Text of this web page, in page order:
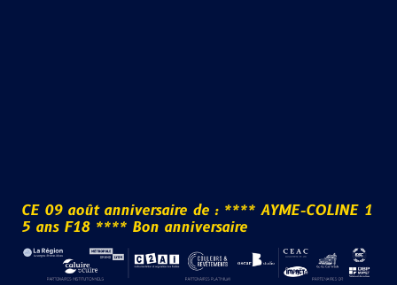
CE 09 août anniversaire de : **** AYME-COLINE 1
5 ans F18 **** Bon anniversaire